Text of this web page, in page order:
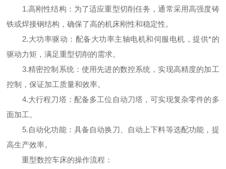
1.高刚性结构：为了适应重型切削任务，通常采用高强度铸
铁或焊接钢结构，确保了高的机床刚性和稳定性。
2.大功率驱动：配备大功率主轴电机和伺服电机，提供*的
驱动力矩，满足重型切削的需求。
3.精密控制系统：使用先进的数控系统，实现高精度的加工
控制，保证加工质量和效率。
4.大行程刀塔：配备多工位自动刀塔，可实现复杂零件的多
面加工。
5.自动化功能：具备自动换刀、自动上下料等选配功能，提
高生产效率。
重型数控车床的操作流程：